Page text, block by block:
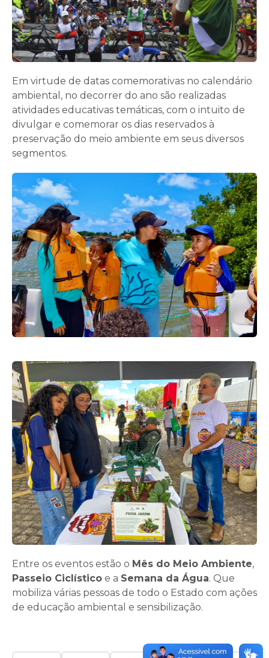
Em virtude de datas comemorativas no calendário
ambiental, no decorrer do ano são realizadas
atividades educativas temáticas, com o intuito de
divulgar e comemorar os dias reservados à
preservação do meio ambiente em seus diversos
segmentos.
Entre os eventos estão o Mês do Meio Ambiente,
Passeio Ciclístico e a Semana da Água. Que
mobiliza várias pessoas de todo o Estado com ações
de educação ambiental e sensibilização.